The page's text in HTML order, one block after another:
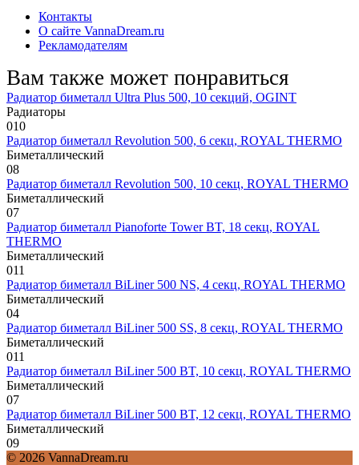
Контакты
О сайте VannaDream.ru
Рекламодателям
Вам также может понравиться
Радиатор биметалл Ultra Plus 500, 10 секций, OGINT
Радиаторы
010
Радиатор биметалл Revolution 500, 6 секц, ROYAL THERMO
Биметаллический
08
Радиатор биметалл Revolution 500, 10 секц, ROYAL THERMO
Биметаллический
07
Радиатор биметалл Pianoforte Tower BT, 18 секц, ROYAL
THERMO
Биметаллический
011
Радиатор биметалл BiLiner 500 NS, 4 секц, ROYAL THERMO
Биметаллический
04
Радиатор биметалл BiLiner 500 SS, 8 секц, ROYAL THERMO
Биметаллический
011
Радиатор биметалл BiLiner 500 BT, 10 секц, ROYAL THERMO
Биметаллический
07
Радиатор биметалл BiLiner 500 BT, 12 секц, ROYAL THERMO
Биметаллический
09
© 2026 VannaDream.ru